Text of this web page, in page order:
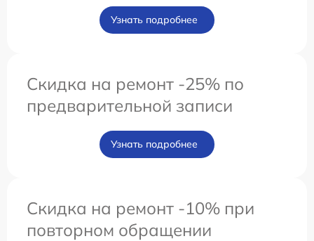
Узнать подробнее
Скидка на ремонт -25% по
предварительной записи
Узнать подробнее
Скидка на ремонт -10% при
повторном обращении